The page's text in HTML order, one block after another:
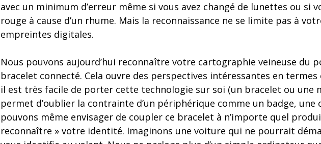
avec un minimum d’erreur même si vous avez changé de lunettes ou si
rouge à cause d’un rhume. Mais la reconnaissance ne se limite pas à
empreintes digitales.
Nous pouvons aujourd’hui reconnaître votre cartographie veineuse du
bracelet connecté. Cela ouvre des perspectives intéressantes en termes
il est très facile de porter cette technologie sur soi (un bracelet ou une
permet d’oublier la contrainte d’un périphérique comme un badge, une
pouvons même envisager de coupler ce bracelet à n’importe quel
reconnaître » votre identité. Imaginons une voiture qui ne pourrait